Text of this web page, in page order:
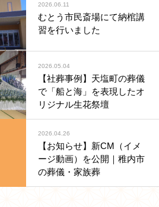
2026.06.11
むとう市民斎場にて納棺講
習を行いました
2026.05.04
【社葬事例】天塩町の葬儀
で「船と海」を表現したオ
リジナル生花祭壇
2026.04.26
【お知らせ】新CM（イメ
ージ動画）を公開｜稚内市
の葬儀・家族葬